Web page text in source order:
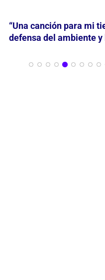
Un viernes galáctico
Favio Faifer